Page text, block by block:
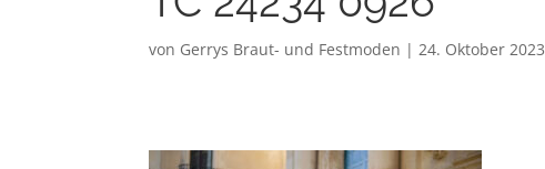
von Gerrys Braut- und Festmoden |24. Oktober 2023